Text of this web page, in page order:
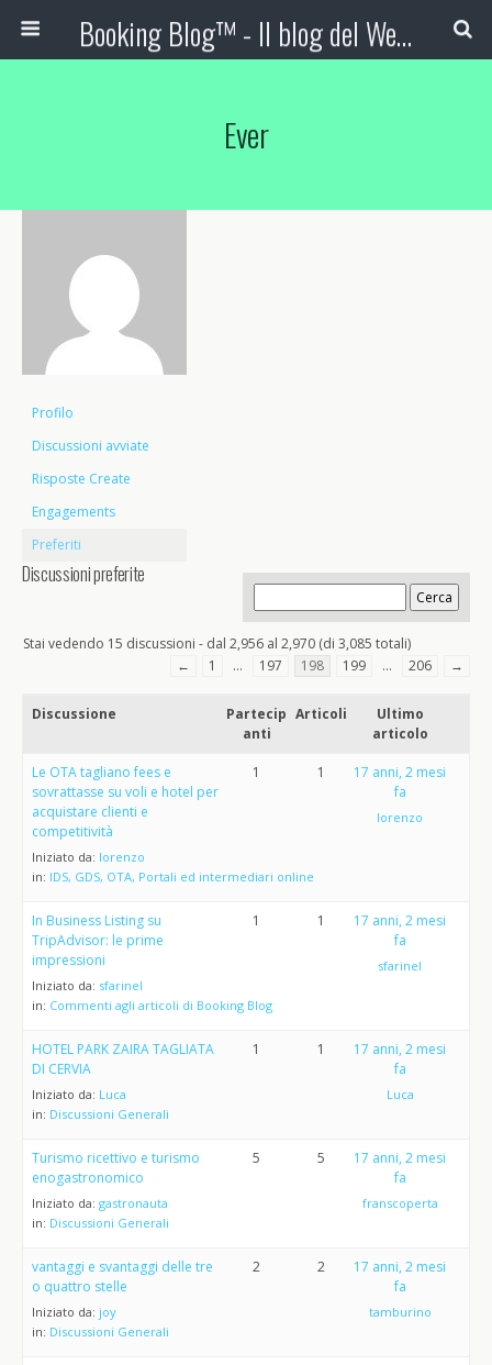
Booking Blog™ - Il blog del Web Marketing Turistico
Ever
Profilo
Discussioni avviate
Risposte Create
Engagements
Preferiti
Discussioni preferite
Stai vedendo 15 discussioni - dal 2,956 al 2,970 (di 3,085 totali)
←
1 … 197 198 199 … 206 →
Discussione
Partecip
anti
Articoli
Ultimo
articolo
Le OTA tagliano fees e
sovrattasse su voli e hotel per
acquistare clienti e
competitività
Iniziato da: lorenzo
in: IDS, GDS, OTA, Portali ed intermediari online
1 1
17 anni, 2 mesi
fa
lorenzo
In Business Listing su
TripAdvisor: le prime
impressioni
Iniziato da: sfarinel
in: Commenti agli articoli di Booking Blog
1 1
17 anni, 2 mesi
fa
sfarinel
HOTEL PARK ZAIRA TAGLIATA
DI CERVIA
Iniziato da: Luca
in: Discussioni Generali
1 1
17 anni, 2 mesi
fa
Luca
Turismo ricettivo e turismo
enogastronomico
Iniziato da: gastronauta
in: Discussioni Generali
5 5
17 anni, 2 mesi
fa
franscoperta
vantaggi e svantaggi delle tre
o quattro stelle
Iniziato da: joy
in: Discussioni Generali
2 2
17 anni, 2 mesi
fa
tamburino